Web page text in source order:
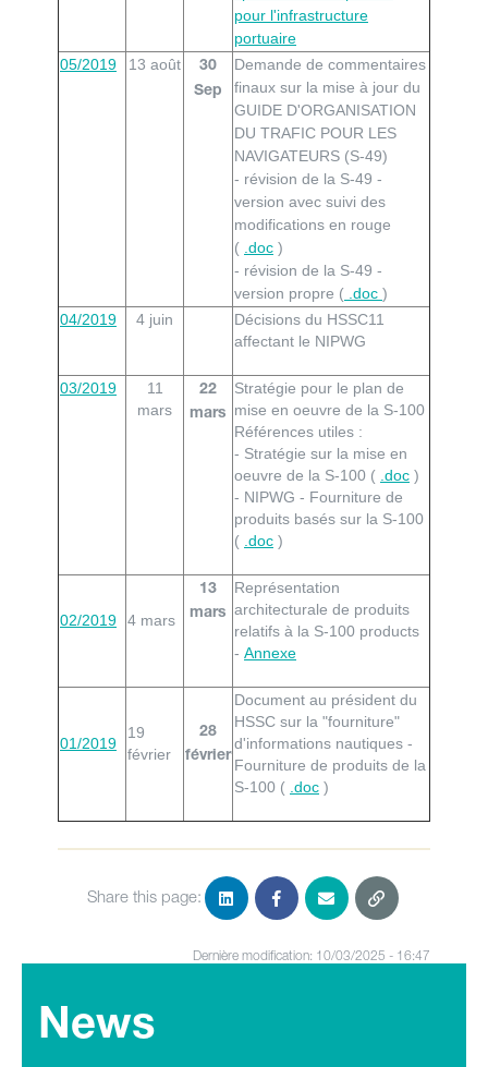
pour l'infrastructure
portuaire
05/2019
13 août
30
Sep
Demande de commentaires
finaux sur la mise à jour du
GUIDE D'ORGANISATION
DU TRAFIC POUR LES
NAVIGATEURS (S-49)
- révision de la S-49 -
version avec suivi des
modifications en rouge
( .doc )
- révision de la S-49 -
version propre ( .doc )
04/2019
4 juin
Décisions du HSSC11
affectant le NIPWG
03/2019
11
mars
22
mars
Stratégie pour le plan de
mise en oeuvre de la S-100
Références utiles :
- Stratégie sur la mise en
oeuvre de la S-100 ( .doc )
- NIPWG - Fourniture de
produits basés sur la S-100
( .doc )
02/2019 4 mars
13
mars
Représentation
architecturale de produits
relatifs à la S-100 products
- Annexe
01/2019
19
février
28
février
Document au président du
HSSC sur la "fourniture"
d'informations nautiques -
Fourniture de produits de la
S-100 ( .doc )
Share this page:
Dernière modification: 10/03/2025 - 16:47
News